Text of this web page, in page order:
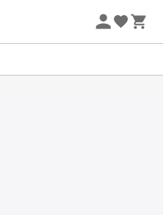
przy zakupie 2